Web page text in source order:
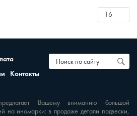
Контакты
Вашему вниманию большой
на иномарки: в продаже детали подвески,